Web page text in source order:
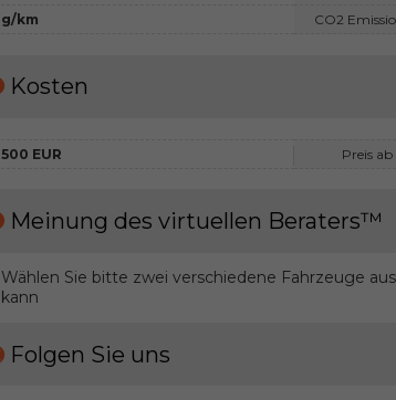
g/km
CO2
Kosten
500 EUR Preis ab
Meinung des virtuellen Beraters™
Wählen Sie bitte zwei verschiedene Fahrzeuge
kann
Folgen Sie uns